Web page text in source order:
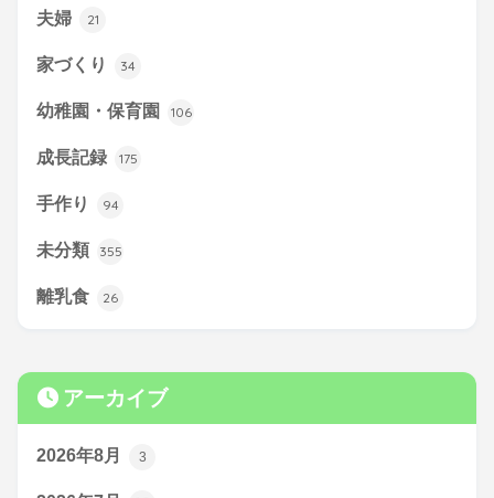
夫婦 21
家づくり 34
幼稚園・保育園 106
成長記録 175
手作り 94
未分類 355
離乳食 26
アーカイブ
2026年8月 3